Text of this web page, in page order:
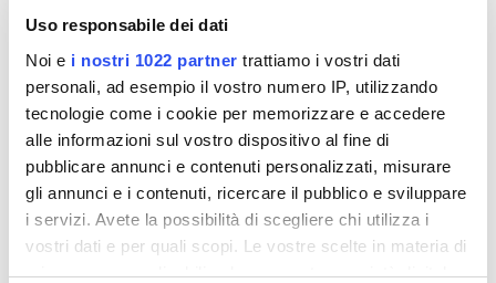
Uso responsabile dei dati
Noi e i nostri 1022 partner trattiamo i vostri dati
personali, ad esempio il vostro numero IP, utilizzando
tecnologie come i cookie per memorizzare e accedere
alle informazioni sul vostro dispositivo al fine di
pubblicare annunci e contenuti personalizzati, misurare
gli annunci e i contenuti, ricercare il pubblico e sviluppare
i servizi. Avete la possibilità di scegliere chi utilizza i
vostri dati e per quali scopi. Le vostre scelte in materia di
privacy sono applicabili solo su questa proprietà digitale
Destinazioni